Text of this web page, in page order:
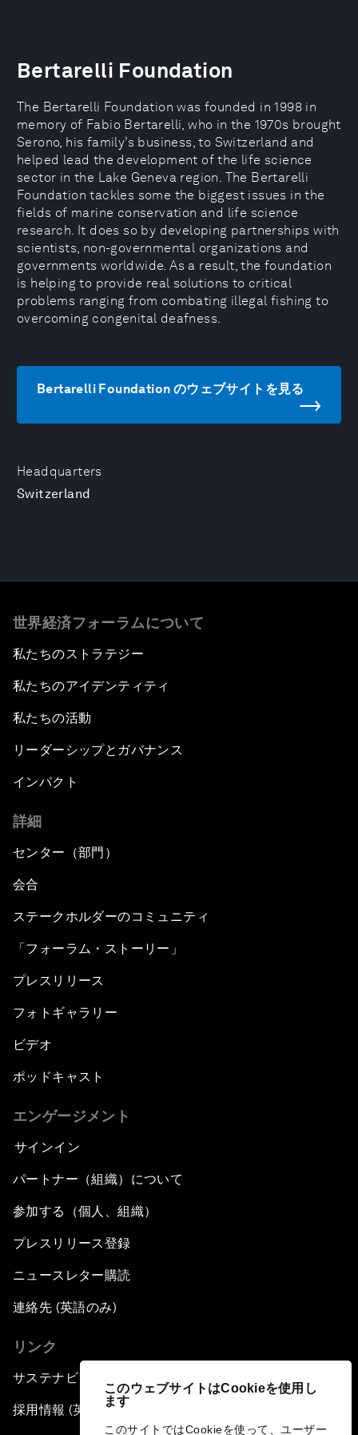
このウェブサイトはCookieを使用し
ます
このサイトではCookieを使って、ユーザー
Headquarters
Switzerland
Bertarelli Foundation
The Bertarelli Foundation was founded in 1998 in
memory of Fabio Bertarelli, who in the 1970s brought
Serono, his family’s business, to Switzerland and
helped lead the development of the life science
sector in the Lake Geneva region. The Bertarelli
Foundation tackles some the biggest issues in the
fields of marine conservation and life science
research. It does so by developing partnerships with
scientists, non-governmental organizations and
governments worldwide. As a result, the foundation
is helping to provide real solutions to critical
problems ranging from combating illegal fishing to
overcoming congenital deafness.
Bertarelli Foundation のウェブサイトを見る
世界経済フォーラムについて
私たちのストラテジー
私たちのアイデンティティ
私たちの活動
リーダーシップとガバナンス
インパクト
詳細
センター（部門）
会合
ステークホルダーのコミュニティ
「フォーラム・ストーリー」
プレスリリース
フォトギャラリー
ビデオ
ポッドキャスト
エンゲージメント
サインイン
パートナー（組織）について
参加する（個人、組織）
プレスリリース登録
ニュースレター購読
連絡先 (英語のみ)
リンク
サステナビリティへの取り組み
採用情報 (英語のみ)